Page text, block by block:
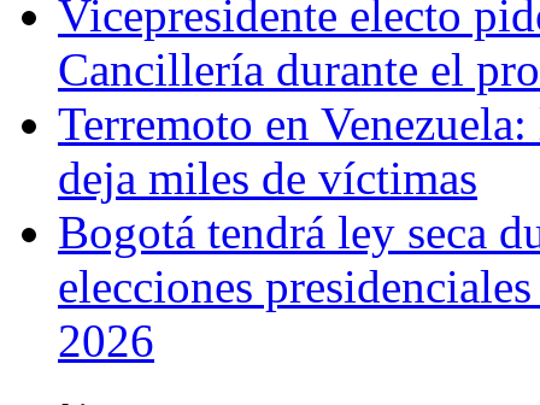
Vicepresidente electo
Cancillería durante el
Terremoto en
deja miles de víctimas
Bogotá tendrá ley seca
elecciones
2026